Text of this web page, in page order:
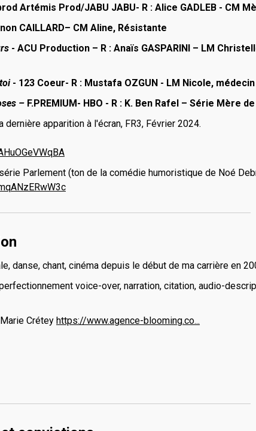
Artémis Prod/JABU JABU- R : Alice GADLEB - CM
CAILLARD– CM Aline, Résistante
- ACU Production – R : Anaïs GASPARINI – LM
- 123 Coeur- R : Mustafa OZGUN - LM Nicole, médecin
– F.PREMIUM- HBO - R : K. Ben Rafel – Série Mère
dernière apparition à l'écran, FR3, Février 2024.
Parlement (ton de la comédie humoristique de Noé
danse, chant, cinéma depuis le début de ma carrière en
voice-over, narration, citation, audio-
Crétey https://www.agence-blooming.co...